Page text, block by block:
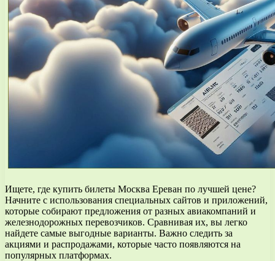
Ищете, где купить билеты Москва Ереван по лучшей цене?
Начните с использования специальных сайтов и приложений,
которые собирают предложения от разных авиакомпаний и
железнодорожных перевозчиков. Сравнивая их, вы легко
найдете самые выгодные варианты. Важно следить за
акциями и распродажами, которые часто появляются на
популярных платформах.